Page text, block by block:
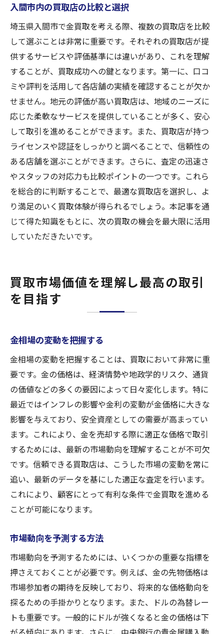
入間市内の買取店の比較と選択
埼玉県入間市で金買取を考える際、複数の買取店を比較
して選ぶことは非常に重要です。それぞれの買取店が提
供するサービスや評価基準には違いがあり、これを理解
することが、買取成功への鍵となります。第一に、口コ
ミや評判を活用して各店舗の実績を確認することが欠か
せません。地元の評価が高い買取店は、地域のニーズに
応じた柔軟なサービスを提供していることが多く、安心
して取引を進めることができます。また、買取店が持つ
ライセンスや認証をしっかりと調べることで、信頼性の
ある店舗を選ぶことができます。さらに、査定の迅速さ
やスタッフの対応力も比較ポイントの一つです。これら
を総合的に判断することで、最適な買取店を選択し、よ
り満足のいく買取体験が得られるでしょう。本記事を通
じて得た知識をもとに、次の買取の機会を最大限に活用
していただきたいです。
買取市場価値を理解し最高の取引
を目指す
金相場の変動を把握する
金相場の変動を把握することは、買取において非常に重
要です。金の価格は、経済情勢や地政学的リスク、通貨
の価値などの多くの要因によって日々変化します。特に
最近ではインフレの影響や金利の変動が金価格に大きな
影響を与えており、安全資産としての需要が高まってい
ます。これにより、金を売却する際に適正な価格で取引
するためには、最新の市場動向を理解することが不可欠
です。信頼できる買取店は、こうした市場の変動を常に
追い、最新のデータを基にした適正な査定を行います。
これにより、顧客にとって有利な条件で金買取を進める
ことが可能になります。
市場動向を予測する方法
市場動向を予測するためには、いくつかの重要な指標を
押さえておくことが必要です。例えば、金の先物価格は
市場参加者の期待を反映しており、将来的な価格動向を
探るための手掛かりとなります。また、ドルの為替レー
トも重要です。一般的にドルが強くなると金の価格は下